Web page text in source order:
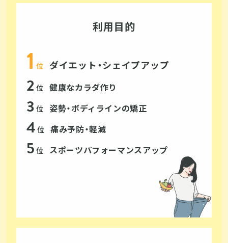
利用目的
位 ダイエット・シェイプアップ
位 健康なカラダ作り
位 姿勢・ボディラインの矯正
位 痛み予防・軽減
位 スポーツパフォーマンスアップ